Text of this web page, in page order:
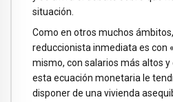
situación.
Como en otros muchos
reduccionista inmediata es con
mismo, con salarios más altos
esta ecuación monetaria le
disponer de una vivienda